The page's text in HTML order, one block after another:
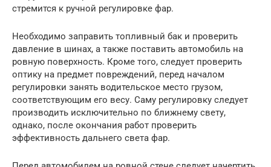
стремится к ручной регулировке фар.
Необходимо заправить топливный бак и проверить
давление в шинах, а также поставить автомобиль на
ровную поверхность. Кроме того, следует проверить
оптику на предмет повреждений, перед началом
регулировки занять водительское место грузом,
соответствующим его весу. Саму регулировку следует
производить исключительно по ближнему свету,
однако, после окончания работ проверить
эффективность дальнего света фар.